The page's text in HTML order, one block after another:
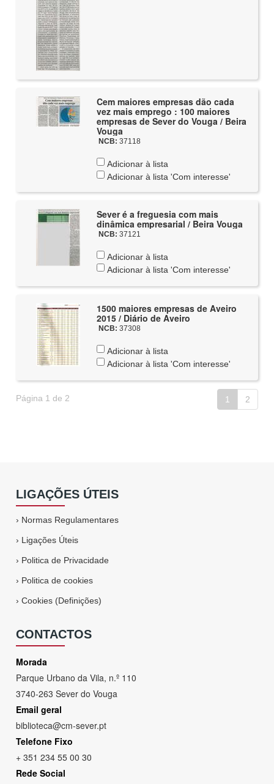
Cem maiores empresas dão cada
vez mais emprego : 100 maiores
empresas de Sever do Vouga / Beira
Vouga
NCB: 37118
Adicionar à lista
Adicionar à lista 'Com interesse'
Sever é a freguesia com mais
dinâmica empresarial / Beira Vouga
NCB: 37121
Adicionar à lista
Adicionar à lista 'Com interesse'
1500 maiores empresas de Aveiro
2015 / Diário de Aveiro
NCB: 37308
Adicionar à lista
Adicionar à lista 'Com interesse'
Página 1 de 2 1 2
LIGAÇÕES ÚTEIS
› Normas Regulamentares
› Ligações Úteis
› Politica de Privacidade
› Politica de cookies
›Cookies (Definições)
CONTACTOS
Morada
Parque Urbano da Vila, n.º 110
3740-263 Sever do Vouga
Email geral
biblioteca@cm-sever.pt
Telefone Fixo
+ 351 234 55 00 30
Rede Social